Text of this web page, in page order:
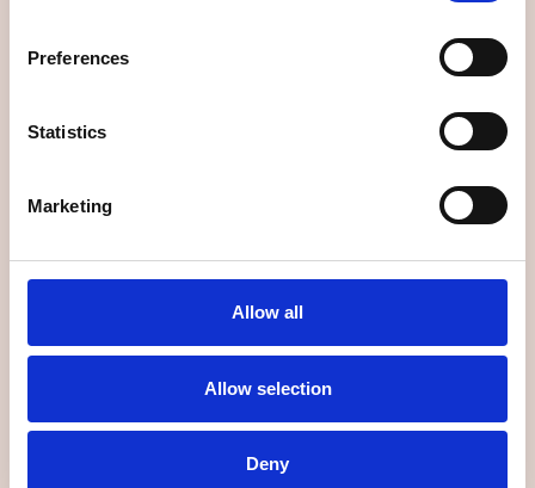
Preferences
Statistics
Marketing
Allow all
Allow selection
Deny